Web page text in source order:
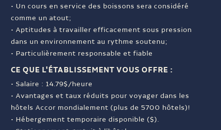
• Un cours en service des boissons sera considéré
comme un atout;
• Aptitudes à travailler efficacement sous pression
dans un environnement au rythme soutenu;
• Particulièrement responsable et fiable
CE QUE L'ÉTABLISSEMENT VOUS OFFRE :
• Salaire : 14.79$/heure
• Avantages et taux réduits pour voyager dans les
hôtels Accor mondialement (plus de 5700 hôtels)!
• Hébergement temporaire disponible ($).